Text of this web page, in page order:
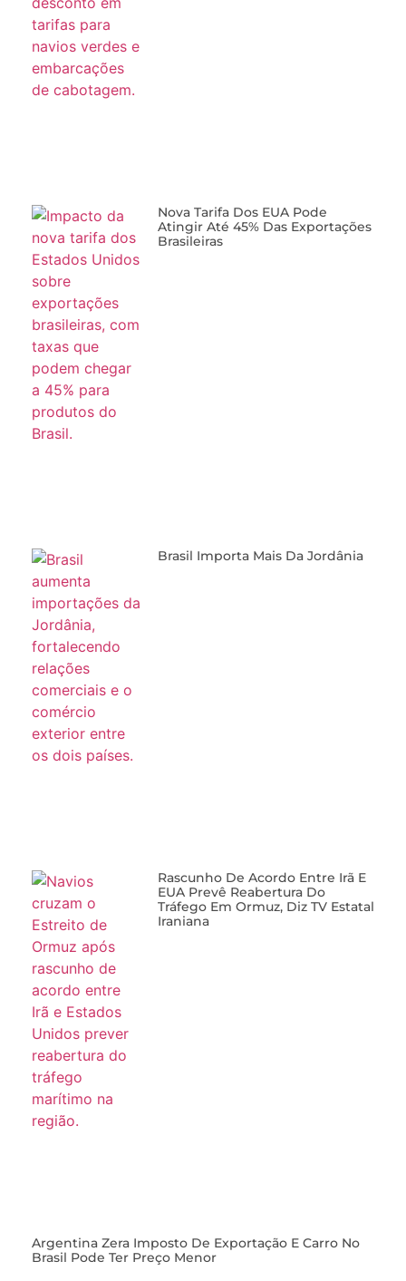
Nova Tarifa Dos EUA Pode
Atingir Até 45% Das Exportações
Brasileiras
Brasil Importa Mais Da Jordânia
Rascunho De Acordo Entre Irã E
EUA Prevê Reabertura Do
Tráfego Em Ormuz, Diz TV Estatal
Iraniana
Argentina Zera Imposto De Exportação E Carro No
Brasil Pode Ter Preço Menor